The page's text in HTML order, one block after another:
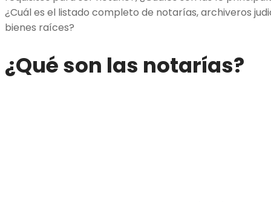
¿Cuál es el listado completo de notarías, archiveros
bienes raíces?
¿Qué son las notarías?